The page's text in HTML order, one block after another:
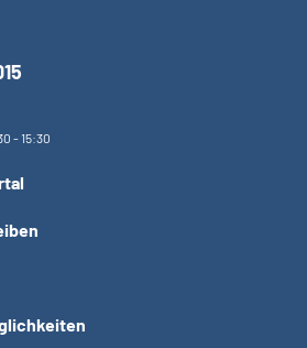
- 15:30